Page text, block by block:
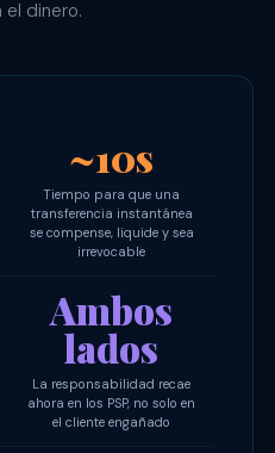
dinero.
~10s
Tiempo para que una
transferencia instantánea
se compense, liquide y sea
irrevocable
Ambos
lados
La responsabilidad recae
ahora en los PSP, no solo en
el cliente engañado